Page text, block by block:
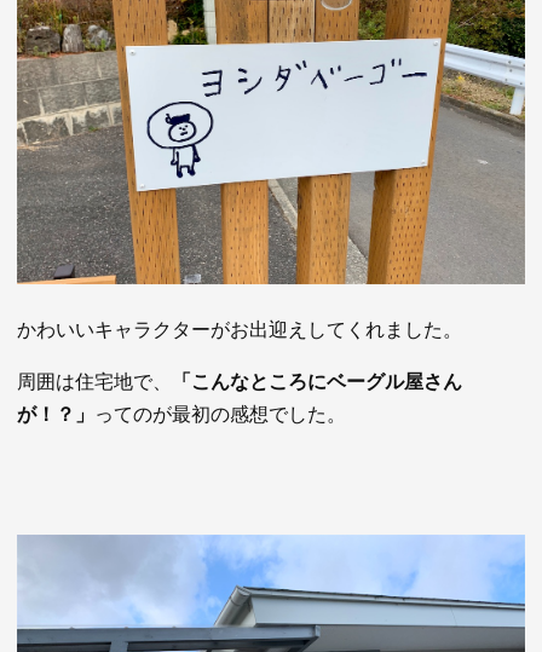
かわいいキャラクターがお出迎えしてくれました。
周囲は住宅地で、
「こんなところにベーグル屋さん
が！？」 ってのが最初の感想でした。